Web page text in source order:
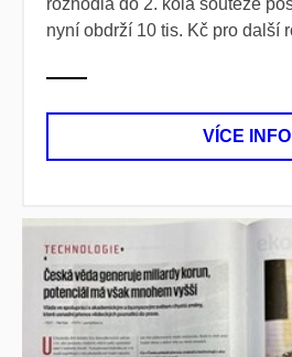
nyní obdrží 10 tis. Kč pro další
VÍCE INFO